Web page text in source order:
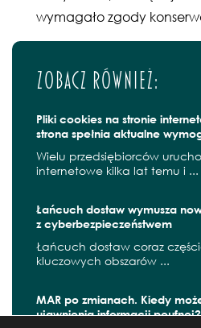
wymagało zgody
Zobacz również:
Pliki cookies na stronie
strona spełnia aktualne
Wielu przedsiębiorców
internetowe kilka lat temu i ...
Łańcuch dostaw wymusza
z cyberbezpieczeństwem
Łańcuch dostaw coraz
kluczowych obszarów ...
MAR po zmianach. Kiedy
ujawnienia informacji poufnej?